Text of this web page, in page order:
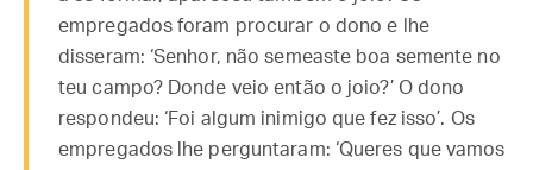
empregados foram procurar o dono e lhe
disseram: ‘Senhor, não semeaste boa semente no
teu campo? Donde veio então o joio?’ O dono
respondeu: ‘Foi algum inimigo que fez isso’. Os
empregados lhe perguntaram: ‘Queres que vamos